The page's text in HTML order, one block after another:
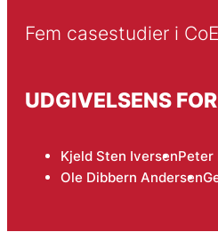
Fem casestudier i CoE
UDGIVELSENS
Kjeld Sten IversenPeter
Ole Dibbern Andersen